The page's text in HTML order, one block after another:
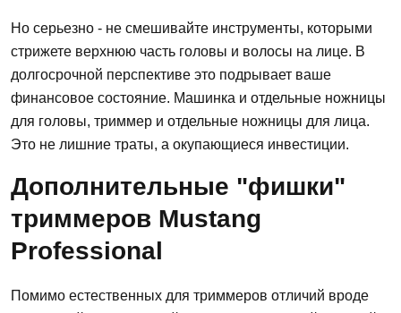
Но серьезно - не смешивайте инструменты, которыми
стрижете верхнюю часть головы и волосы на лице. В
долгосрочной перспективе это подрывает ваше
финансовое состояние. Машинка и отдельные ножницы
для головы, триммер и отдельные ножницы для лица.
Это не лишние траты, а окупающиеся инвестиции.
Дополнительные "фишки"
триммеров Mustang
Professional
Помимо естественных для триммеров отличий вроде